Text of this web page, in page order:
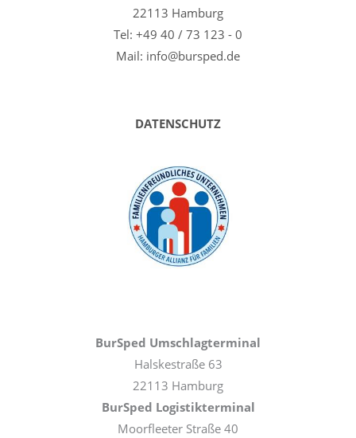
22113 Hamburg
Tel: +49 40 / 73 123 - 0
Mail: info@bursped.de
DATENSCHUTZ
BurSped Umschlagterminal
Halskestraße 63
22113 Hamburg
BurSped Logistikterminal
Moorfleeter Straße 40